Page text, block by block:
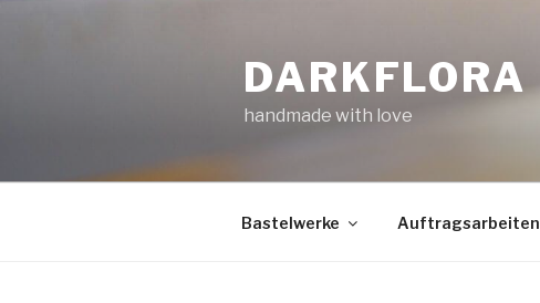
DARKFLORA
handmade with love
Bastelwerke Auftragsarbeiten